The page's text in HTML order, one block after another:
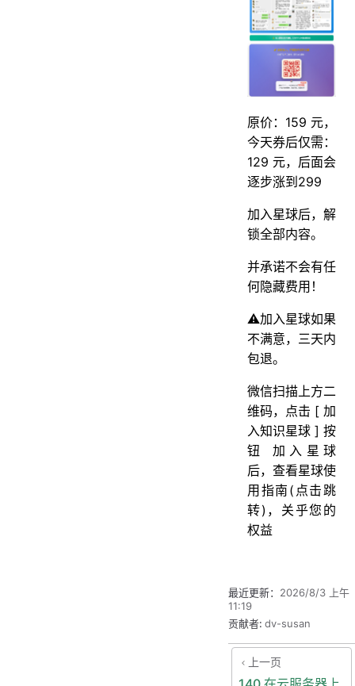
原价：159 元，
今天券后仅需：
129 元，后面会
逐步涨到299
加入星球后，解
锁全部内容。
并承诺不会有任
何隐藏费用！
⚠️加入星球如果
不满意，三天内
包退。
微信扫描上方二
维码，点击 [ 加
入知识星球 ] 按
钮 加入星球
后，查看星球使
用指南(点击跳
转)，关乎您的
权益
最近更新： 2026/8/3 上午
11:19
贡献者: dv-susan
上一页